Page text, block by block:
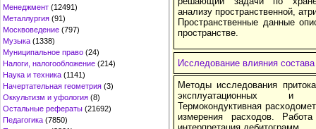
Менеджмент (12491)
Металлургия (91)
Москвоведение (797)
Музыка (1338)
Муниципальное право (24)
Налоги, налогообложение (214)
Наука и техника (1141)
Начертательная геометрия (3)
Оккультизм и уфология (8)
Остальные рефераты (21692)
Педагогика (7850)
анализу пространственной,
Пространственные данные
пространстве.
Исследование влияния
Методы исследования
эксплуатационных и
Термокондуктивная
измерения расходов.